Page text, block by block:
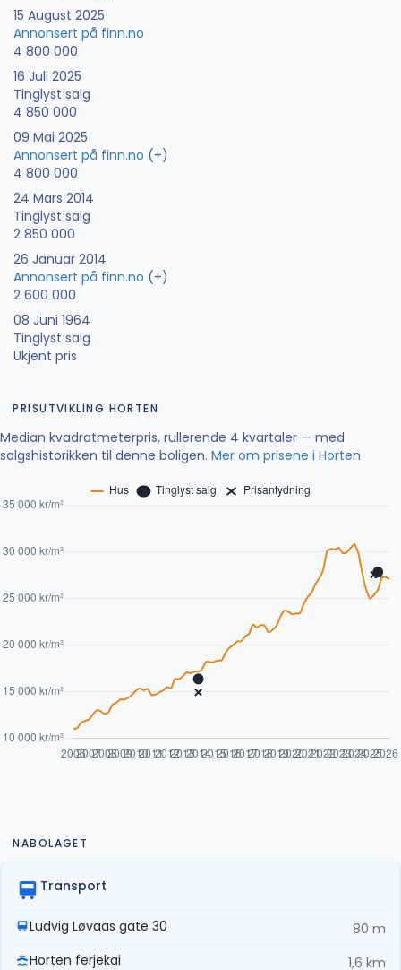
15 August 2025
Annonsert på finn.no
4 800 000
16 Juli 2025
Tinglyst salg
4 850 000
09 Mai 2025
Annonsert på finn.no (+)
4 800 000
24 Mars 2014
Tinglyst salg
2 850 000
26 Januar 2014
Annonsert på finn.no (+)
2 600 000
08 Juni 1964
Tinglyst salg
Ukjent pris
PRISUTVIKLING HORTEN
Median kvadratmeterpris, rullerende 4 kvartaler — med
salgshistorikken til denne boligen. Mer om prisene i Horten
NABOLAGET
Transport
Ludvig Løvaas gate 30
80 m
Horten ferjekai
1,6 km